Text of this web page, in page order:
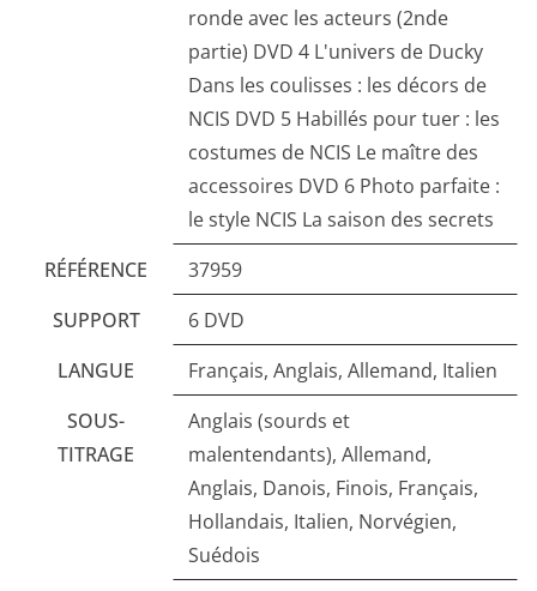
ronde avec les acteurs (2nde
partie) DVD 4 L'univers de Ducky
Dans les coulisses : les décors de
NCIS DVD 5 Habillés pour tuer : les
costumes de NCIS Le maître des
accessoires DVD 6 Photo parfaite :
le style NCIS La saison des secrets
RÉFÉRENCE
37959
SUPPORT
6 DVD
LANGUE
Français, Anglais, Allemand, Italien
SOUS-
TITRAGE
Anglais (sourds et
malentendants), Allemand,
Anglais, Danois, Finois, Français,
Hollandais, Italien, Norvégien,
Suédois